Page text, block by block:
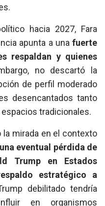
hacia 2027, Fara
apunta a una fuerte
respaldan y quienes
no descartó la
de perfil moderado
desencantados tanto
tradicionales.
la mirada en el contexto
una eventual pérdida de
Trump en Estados
estratégico a
debilitado tendría
en organismos